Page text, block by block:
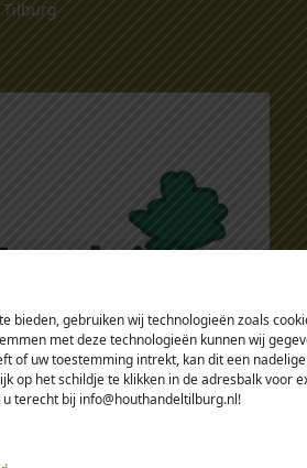
bieden, gebruiken wij technologieën zoals
met deze technologieën kunnen wij
of uw toestemming intrekt, kan dit een
op het schildje te klikken in de adresbalk
terecht bij info@houthandeltilburg.nl!
Tilburg